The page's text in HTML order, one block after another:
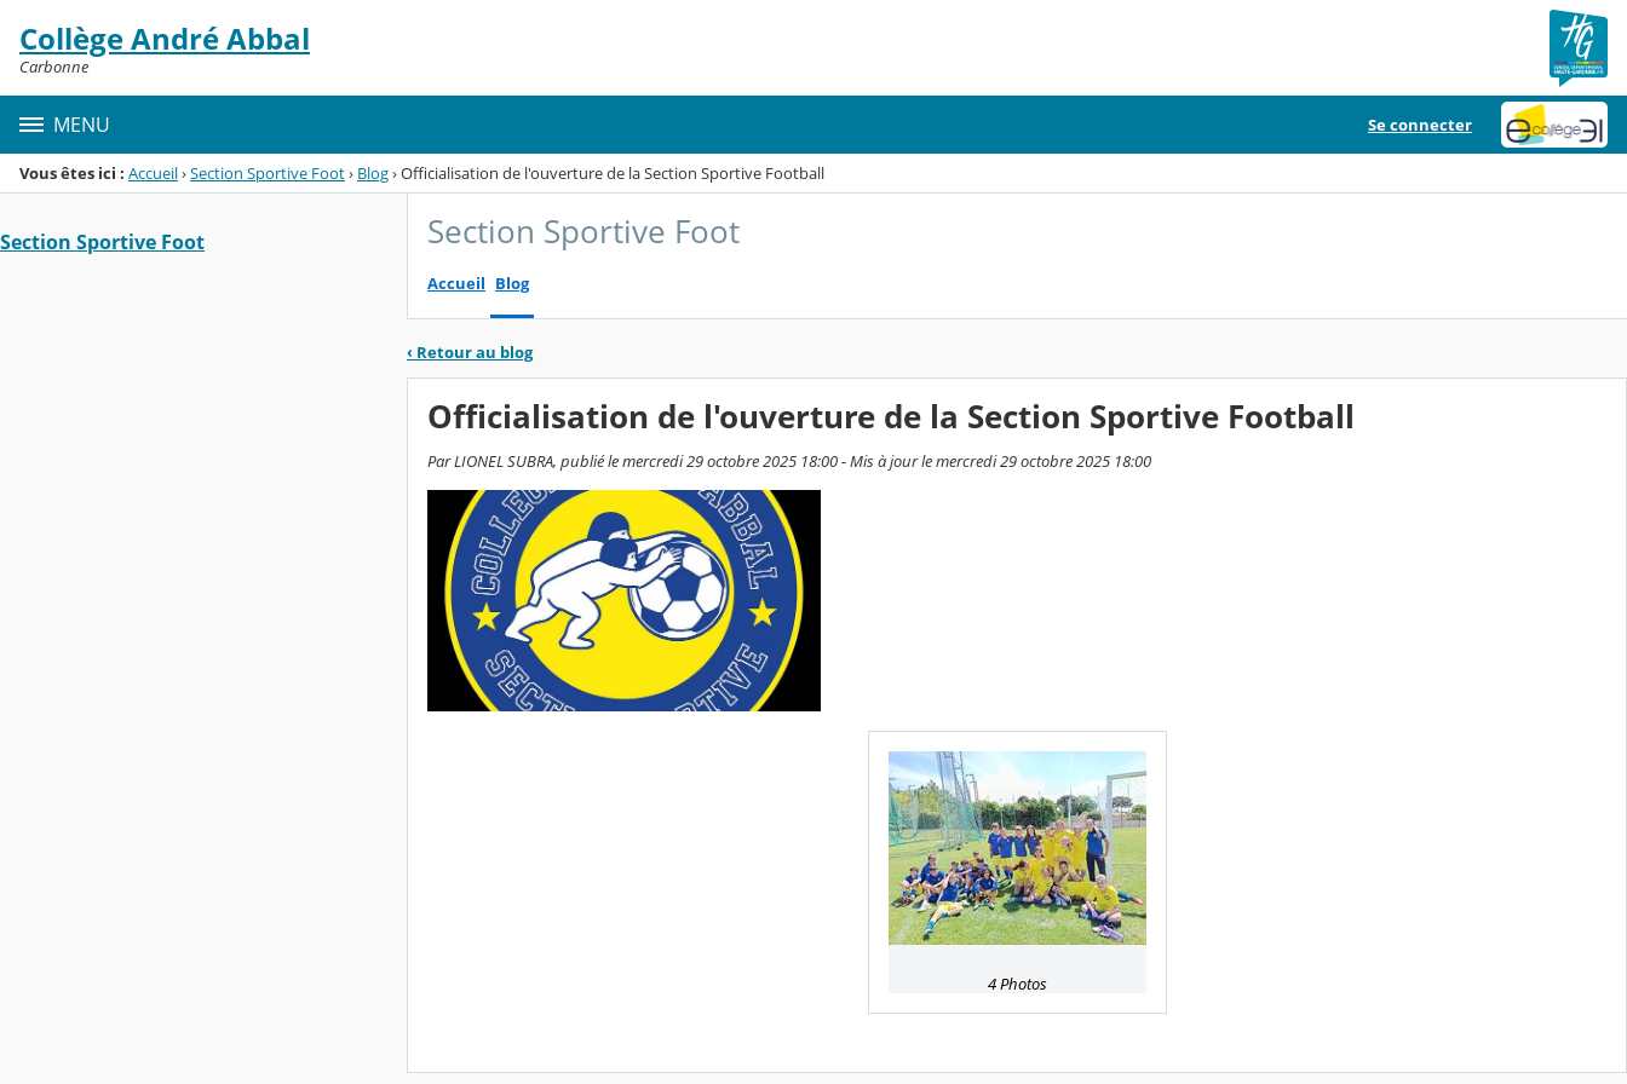
Menu de la rubrique
Contenu
Collège André Abbal
Carbonne
MENU Se connecter
Vous êtes ici : Accueil›Section Sportive Foot› Blog›Officialisation de l'ouverture de la Section Sportive Football
Section Sportive Foot Section Sportive Foot
Accueil Blog
‹ Retour au blog
Officialisation de l'ouverture de la Section Sportive Football
Par LIONEL SUBRA, publié le mercredi 29 octobre 2025 18:00 - Mis à jour le mercredi 29 octobre 2025 18:00
4 Photos